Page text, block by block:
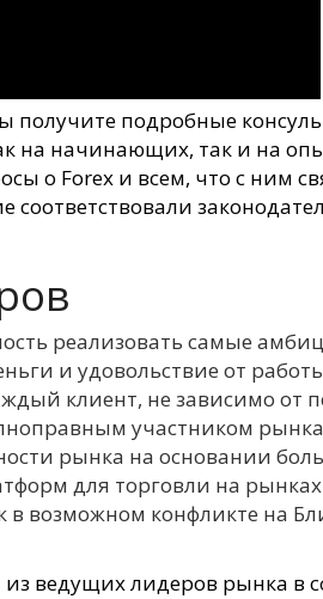
получите подробные
на начинающих, так и на
о Forex и всем, что с ним
реализовать самые
и удовольствие от
клиент, не зависимо от
участником
рынка на основании
для торговли на рынках
в возможном конфликте на
ведущих лидеров рынка в